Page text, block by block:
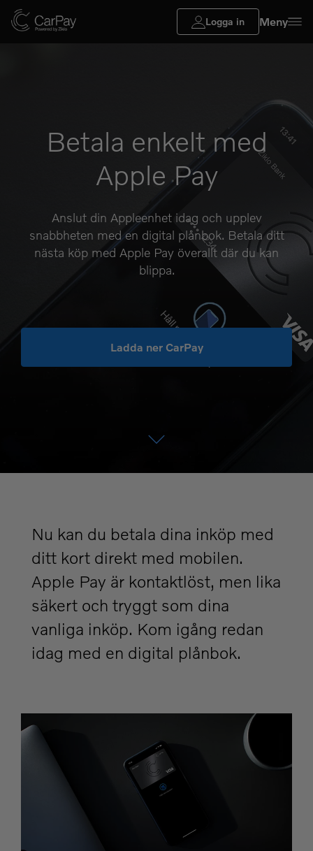
Logga in Meny
Betala enkelt med
Apple Pay
Anslut din Appleenhet idag och upplev
snabbheten med en digital plånbok. Betala ditt
nästa köp med Apple Pay överallt där du kan
blippa.
Ladda ner CarPay
Nu kan du betala dina inköp med
ditt kort direkt med mobilen.
Apple Pay är kontaktlöst, men lika
säkert och tryggt som dina
vanliga inköp. Kom igång redan
idag med en digital plånbok.